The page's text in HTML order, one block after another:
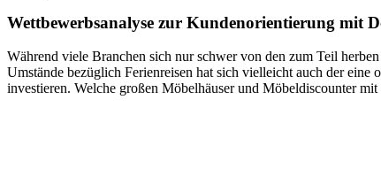
Wettbewerbsanalyse zur Kundenorientierung mit
Während viele Branchen sich nur schwer von den zum Teil
Umstände bezüglich Ferienreisen hat sich vielleicht auch der eine
investieren. Welche großen Möbelhäuser und Möbeldiscounter